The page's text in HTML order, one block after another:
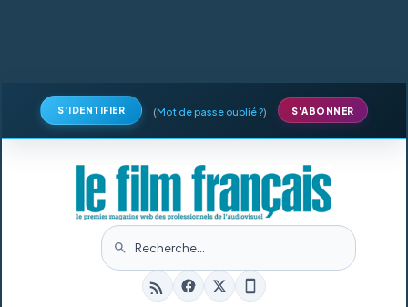
S'IDENTIFIER (Mot de passe oublié ?) S'ABONNER